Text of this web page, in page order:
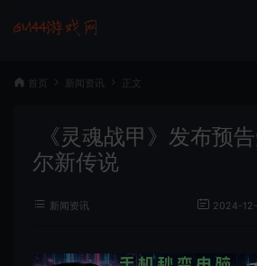
首页 新闻资讯 正文
《灵魂战甲》发布预
尔新传说
新闻资讯 2024-